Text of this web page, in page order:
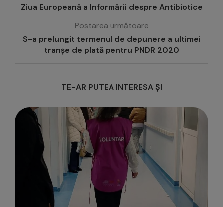
Ziua Europeană a Informării despre Antibiotice
Postarea următoare
S-a prelungit termenul de depunere a ultimei
tranșe de plată pentru PNDR 2020
TE-AR PUTEA INTERESA ȘI